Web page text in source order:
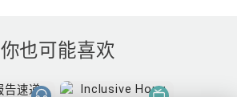
你也可能喜欢